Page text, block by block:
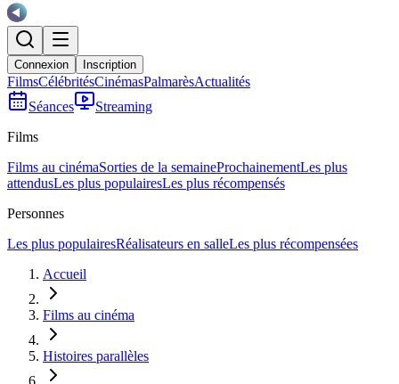
Connexion Inscription
FilmsCélébritésCinémasPalmarèsActualités
Séances
Streaming
Films
Films au cinémaSorties de la semaineProchainementLes plus
attendusLes plus populairesLes plus récompensés
Personnes
Les plus populairesRéalisateurs en salleLes plus récompensées
Accueil
Films au cinéma
Histoires parallèles